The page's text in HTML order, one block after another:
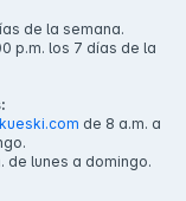
de la semana.
p.m. los 7 días de la
de 8 a.m. a
de lunes a domingo.